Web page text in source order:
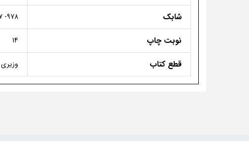
شابک 978- 964-2591-49-7
نوبت چاپ 14
قطع کتاب وزیری